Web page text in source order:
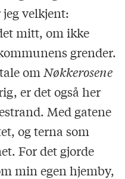
jeg velkjent:
mitt, om ikke
grender.
om Nøkkerosene
er det også her
Med gatene
og terna som
For det gjorde
min egen hjemby,